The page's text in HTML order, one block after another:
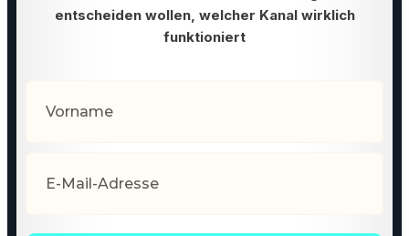
entscheiden wollen, welcher Kanal wirklich
funktioniert